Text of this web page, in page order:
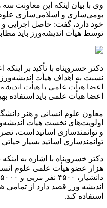
وی با بیان اینکه این معاونت
بومی‌سازی و اسلامی‌سازی علوم
خود دارد، گفت: حاصل اجرایی و
توسط هیأت اندیشه‌ورز باید
دکتر خسروپناه با تأکید بر
نسبت به اهداف هیأت
اعضا هیأت علمی با هیأت
اعضا هیأت علمی باید استفاده
معاون علوم انسانی و هنر
اولویت‌های نخست هیأت
و توانمندسازی اساتید است،
توانمندسازی اساتید بسیار
اندیشه ورز قصد دارد از
استفاده کند.